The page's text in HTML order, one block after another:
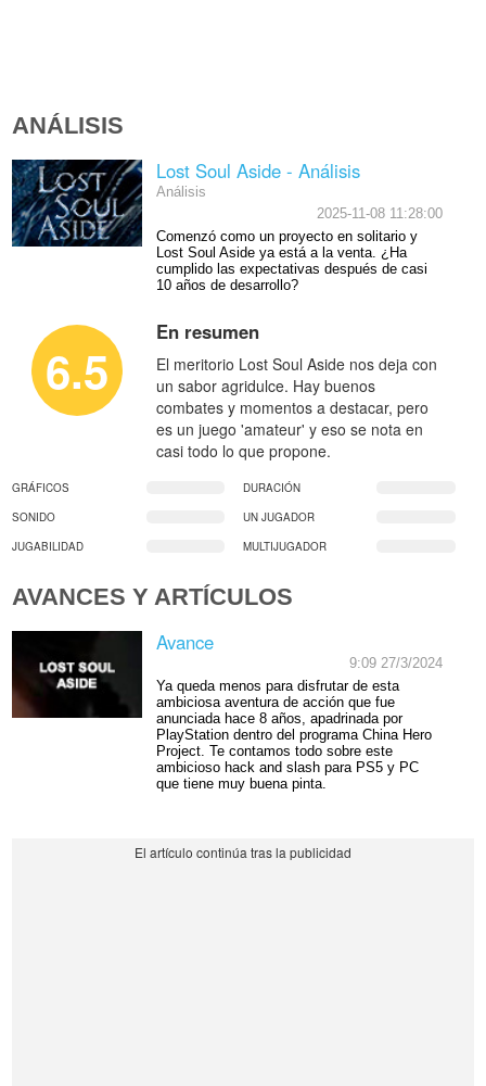
ANÁLISIS
Lost Soul Aside - Análisis
Análisis
2025-11-08 11:28:00
Comenzó como un proyecto en solitario y
Lost Soul Aside ya está a la venta. ¿Ha
cumplido las expectativas después de casi
10 años de desarrollo?
6.5
En resumen
El meritorio Lost Soul Aside nos deja con
un sabor agridulce. Hay buenos
combates y momentos a destacar, pero
es un juego 'amateur' y eso se nota en
casi todo lo que propone.
GRÁFICOS
DURACIÓN
SONIDO
UN JUGADOR
JUGABILIDAD
MULTIJUGADOR
AVANCES Y ARTÍCULOS
Avance
9:09 27/3/2024
Ya queda menos para disfrutar de esta
ambiciosa aventura de acción que fue
anunciada hace 8 años, apadrinada por
PlayStation dentro del programa China Hero
Project. Te contamos todo sobre este
ambicioso hack and slash para PS5 y PC
que tiene muy buena pinta.